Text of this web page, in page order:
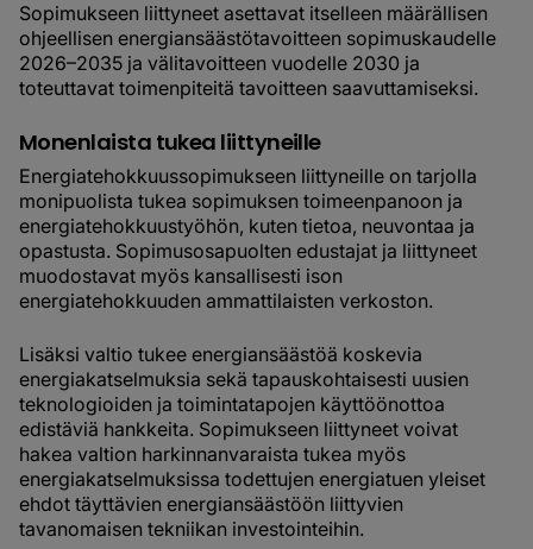
Sopimukseen liittyneet asettavat itselleen määrällisen
ohjeellisen energiansäästötavoitteen sopimuskaudelle
2026–2035 ja välitavoitteen vuodelle 2030 ja
toteuttavat toimenpiteitä tavoitteen saavuttamiseksi.
Monenlaista tukea liittyneille
Energiatehokkuussopimukseen liittyneille on tarjolla
monipuolista tukea sopimuksen toimeenpanoon ja
energiatehokkuustyöhön, kuten tietoa, neuvontaa ja
opastusta. Sopimusosapuolten edustajat ja liittyneet
muodostavat myös kansallisesti ison
energiatehokkuuden ammattilaisten verkoston.
Lisäksi valtio tukee energiansäästöä koskevia
energiakatselmuksia sekä tapauskohtaisesti uusien
teknologioiden ja toimintatapojen käyttöönottoa
edistäviä hankkeita. Sopimukseen liittyneet voivat
hakea valtion harkinnanvaraista tukea myös
energiakatselmuksissa todettujen energiatuen yleiset
ehdot täyttävien energiansäästöön liittyvien
tavanomaisen tekniikan investointeihin.